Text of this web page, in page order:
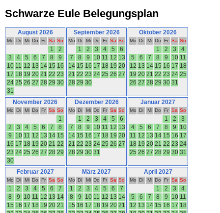
Schwarze Eule Belegungsplan
August 2026
Mo Di Mi Do Fr Sa So
1
2
3
4 5 6 7 8
9
10 11 12 13 14 15 16
17 18 19 20 21 22 23
24 25 26 27 28 29 30
31
September 2026
Mo Di Mi Do Fr Sa So
1 2 3 4 5
6
7
8 9 10 11 12 13
14 15 16 17 18 19 20
21 22 23 24 25 26 27
28 29 30
Oktober 2026
Mo Di Mi Do Fr Sa So
1 2 3
4
5
6 7 8 9 10 11
12 13 14 15 16 17 18
19 20 21 22 23 24 25
26 27 28 29 30 31
November 2026
Mo Di Mi Do Fr Sa So
1
2
3 4 5 6 7
8
9
10 11 12 13 14 15
16 17 18 19 20 21 22
23 24 25 26 27 28 29
30
Dezember 2026
Mo Di Mi Do Fr Sa So
1 2 3 4 5
6
7
8 9 10 11 12 13
14 15 16 17 18 19 20
21 22 23 24 25 26 27
28 29 30 31
Januar 2027
Mo Di Mi Do Fr Sa So
1 2
3
4
5 6 7 8 9
10
11 12 13 14 15 16 17
18 19 20 21 22 23 24
25 26 27 28 29 30 31
Februar 2027
Mo Di Mi Do Fr Sa So
1 2 3 4 5 6
7
8
9 10 11 12 13 14
15 16 17 18 19 20 21
März 2027
Mo Di Mi Do Fr Sa So
1 2 3 4 5 6
7
8
9 10 11 12 13 14
15 16 17 18 19 20 21
April 2027
Mo Di Mi Do Fr Sa So
1 2 3
4
5
6 7 8 9 10 11
12 13 14 15 16 17 18